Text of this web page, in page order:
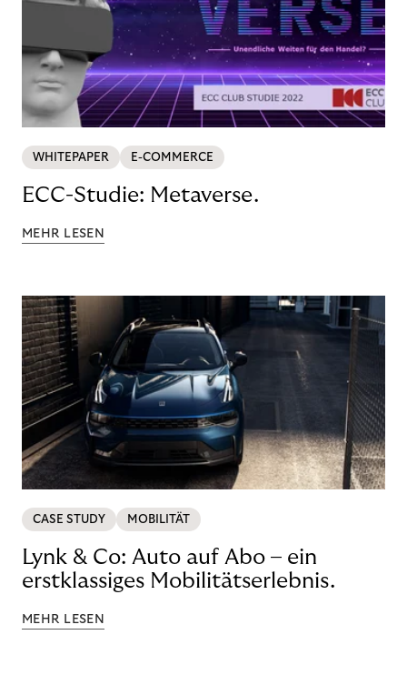
WHITEPAPER E-COMMERCE
ECC-Studie: Metaverse.
MEHR LESEN
CASE STUDY MOBILITÄT
Lynk & Co: Auto auf Abo – ein
erstklassiges Mobilitätserlebnis.
MEHR LESEN